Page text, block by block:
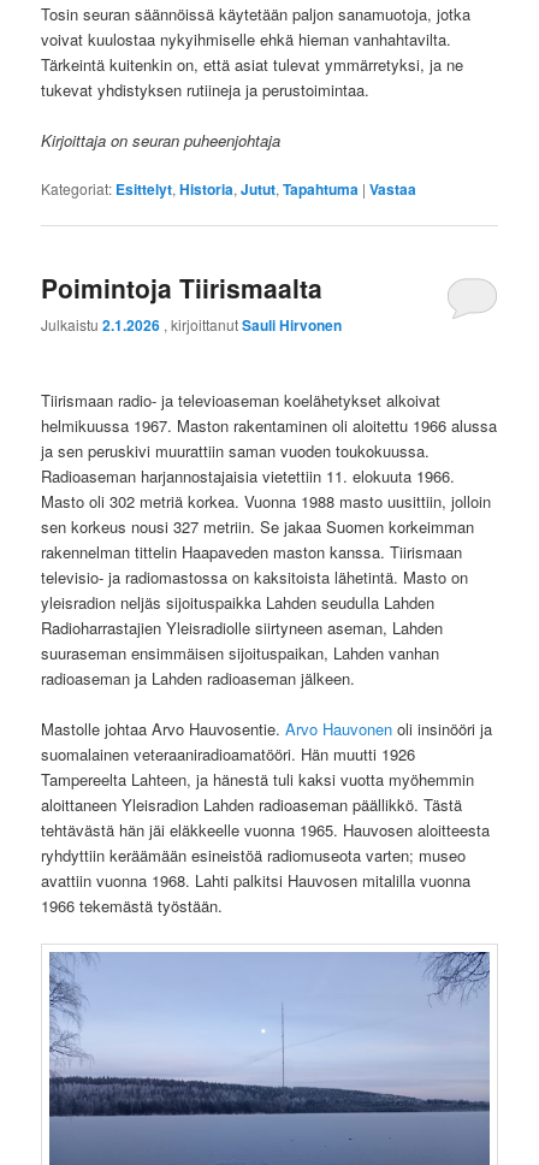
Tosin seuran säännöissä käytetään paljon sanamuotoja, jotka
voivat kuulostaa nykyihmiselle ehkä hieman vanhahtavilta.
Tärkeintä kuitenkin on, että asiat tulevat ymmärretyksi, ja ne
tukevat yhdistyksen rutiineja ja perustoimintaa.
Kirjoittaja on seuran puheenjohtaja
Kategoriat: Esittelyt,Historia,Jutut,Tapahtuma |Vastaa
Poimintoja Tiirismaalta
Julkaistu2.1.2026 , kirjoittanutSauli Hirvonen
Tiirismaan radio- ja televioaseman koelähetykset alkoivat
helmikuussa 1967. Maston rakentaminen oli aloitettu 1966 alussa
ja sen peruskivi muurattiin saman vuoden toukokuussa.
Radioaseman harjannostajaisia vietettiin 11. elokuuta 1966.
Masto oli 302 metriä korkea. Vuonna 1988 masto uusittiin, jolloin
sen korkeus nousi 327 metriin. Se jakaa Suomen korkeimman
rakennelman tittelin Haapaveden maston kanssa. Tiirismaan
televisio- ja radiomastossa on kaksitoista lähetintä. Masto on
yleisradion neljäs sijoituspaikka Lahden seudulla Lahden
Radioharrastajien Yleisradiolle siirtyneen aseman, Lahden
suuraseman ensimmäisen sijoituspaikan, Lahden vanhan
radioaseman ja Lahden radioaseman jälkeen.
Mastolle johtaa Arvo Hauvosentie.Arvo Hauvonen oli insinööri ja
suomalainen veteraaniradioamatööri. Hän muutti 1926
Tampereelta Lahteen, ja hänestä tuli kaksi vuotta myöhemmin
aloittaneen Yleisradion Lahden radioaseman päällikkö. Tästä
tehtävästä hän jäi eläkkeelle vuonna 1965. Hauvosen aloitteesta
ryhdyttiin keräämään esineistöä radiomuseota varten; museo
avattiin vuonna 1968. Lahti palkitsi Hauvosen mitalilla vuonna
1966 tekemästä työstään.